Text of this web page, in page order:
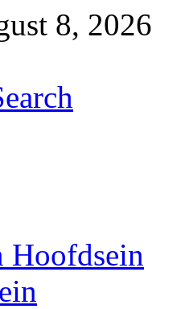
8, 2026
Hoofdsein